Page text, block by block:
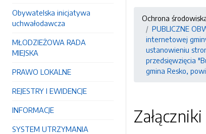
Obywatelska inicjatywa
uchwałodawcza
MŁODZIEŻOWA RADA
MIEJSKA
PRAWO LOKALNE
REJESTRY I EWIDENCJE
INFORMACJE
SYSTEM UTRZYMANIA
Ochrona
PUBLICZNE
internetowej
ustanowieniu
przedsięwzięcia
gmina Resko,